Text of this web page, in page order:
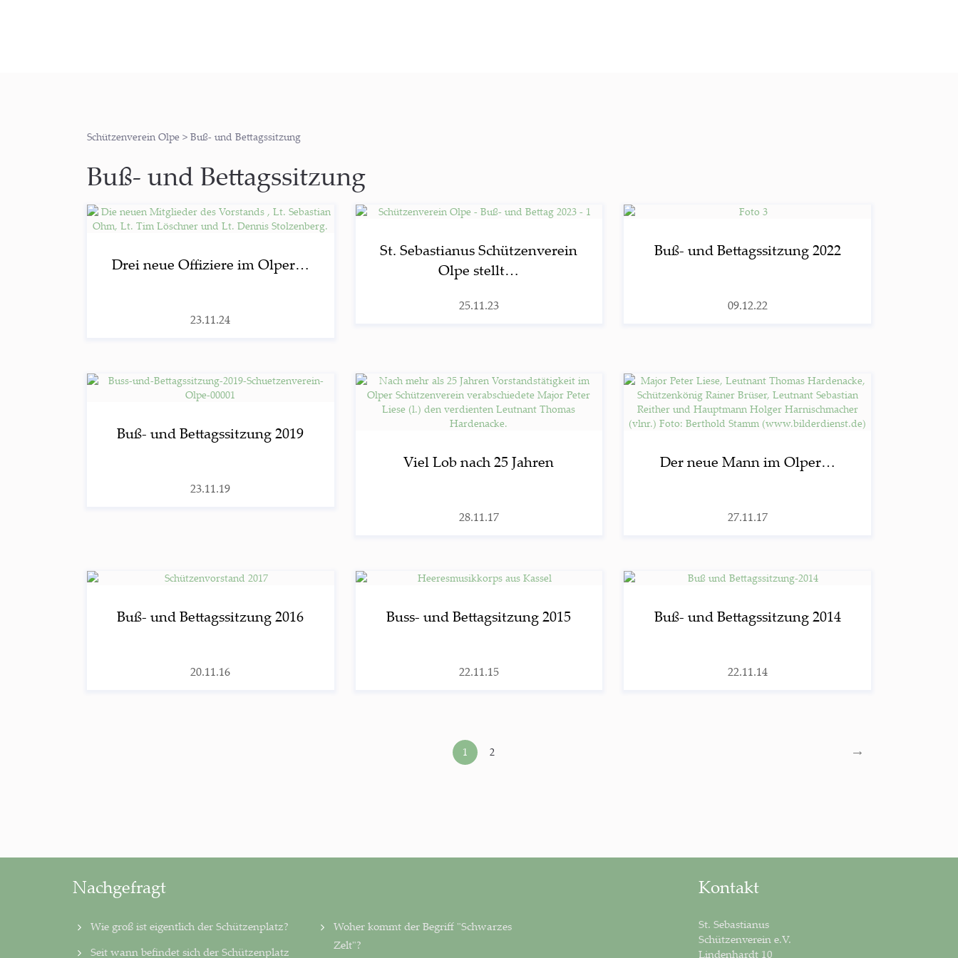
Schützenverein Olpe > Buß- und Bettagssitzung
Buß- und Bettagssitzung
Drei neue Offi­zie­re im Olper…
23.11.24
St. Sebas­tia­nus Schüt­zen­ver­ein
Olpe stellt…
25.11.23
Buß- und Bet­tags­sit­zung 2022
09.12.22
Buß- und Bet­tags­sit­zung 2019
23.11.19
Viel Lob nach 25 Jahren
28.11.17
Der neue Mann im Olper…
27.11.17
Buß- und Bet­tags­sit­zung 2016
20.11.16
Buss- und Bet­tag­sit­zung 2015
22.11.15
Buß- und Bet­tags­sit­zung 2014
22.11.14
1 2 →
Nachgefragt
Wie groß ist eigentlich der Schützenplatz?
Seit wann befindet sich der Schützenplatz
Woher kommt der Begriff "Schwarzes
Zelt"?
Kontakt
St. Sebastianus
Schützenverein e.V.
Lindenhardt 10